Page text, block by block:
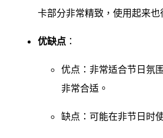
卡部分非常精致，使用起来也
优缺点 ：
优点：非常适合节日氛
非常合适。
缺点：可能在非节日时